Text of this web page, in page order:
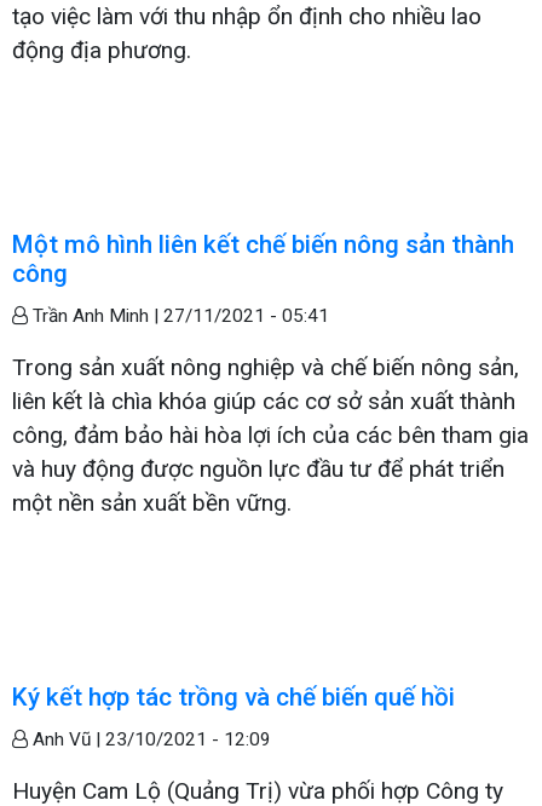
tạo việc làm với thu nhập ổn định cho nhiều lao
động địa phương.
Một mô hình liên kết chế biến nông sản thành
công
Trần Anh Minh | 27/11/2021 - 05:41
Trong sản xuất nông nghiệp và chế biến nông sản,
liên kết là chìa khóa giúp các cơ sở sản xuất thành
công, đảm bảo hài hòa lợi ích của các bên tham gia
và huy động được nguồn lực đầu tư để phát triển
một nền sản xuất bền vững.
Ký kết hợp tác trồng và chế biến quế hồi
Anh Vũ | 23/10/2021 - 12:09
Huyện Cam Lộ (Quảng Trị) vừa phối hợp Công ty